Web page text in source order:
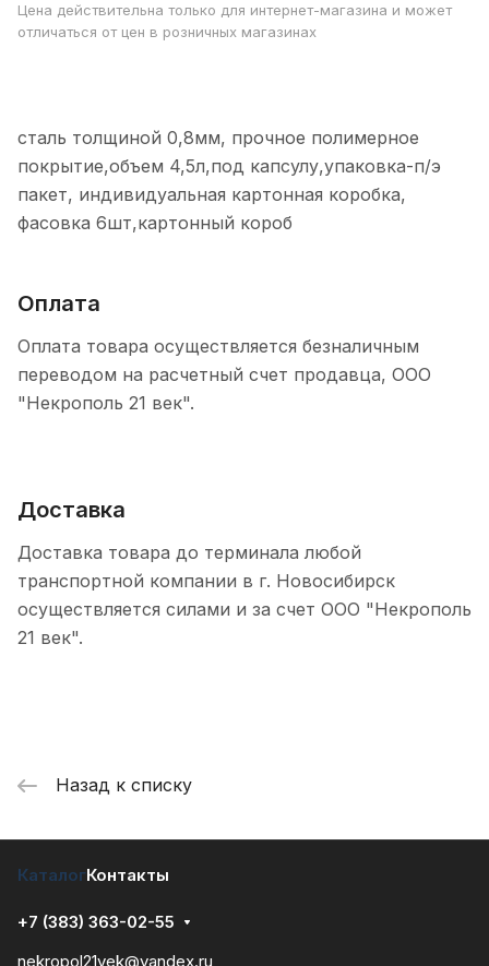
Цена действительна только для интернет-магазина и может
отличаться от цен в розничных магазинах
сталь толщиной 0,8мм, прочное полимерное
покрытие,объем 4,5л,под капсулу,упаковка-п/э
пакет, индивидуальная картонная коробка,
фасовка 6шт,картонный короб
Оплата
Оплата товара осуществляется безналичным
переводом на расчетный счет продавца, ООО
"Некрополь 21 век".
Доставка
Доставка товара до терминала любой
транспортной компании в г. Новосибирск
осуществляется силами и за счет ООО "Некрополь
21 век".
Назад к списку
КаталогКонтакты
+7 (383) 363-02-55
nekropol21vek@yandex.ru